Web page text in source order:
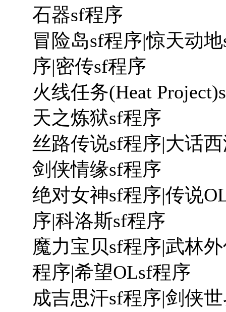
石器sf程序
冒险岛sf程序|惊天动
序|密传sf程序
火线任务(Heat
天之炼狱sf程序
丝路传说sf程序|大话
剑侠情缘sf程序
绝对女神sf程序|传说
序|科洛斯sf程序
魔力宝贝sf程序|武林
程序|希望OLsf程序
成吉思汗sf程序|剑侠